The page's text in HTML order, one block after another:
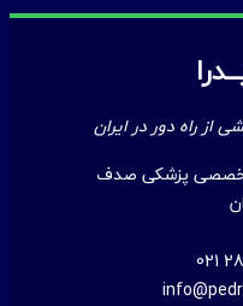
از راه دور در ایران
تخصصی پزشکی صدف
021